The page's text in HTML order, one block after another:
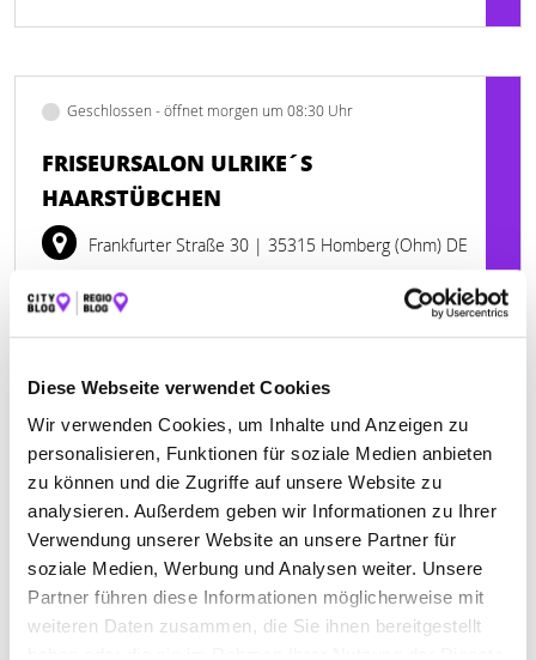
Diese Webseite verwendet Cookies
Wir verwenden Cookies, um Inhalte und Anzeigen zu
personalisieren, Funktionen für soziale Medien anbieten
zu können und die Zugriffe auf unsere Website zu
analysieren. Außerdem geben wir Informationen zu Ihrer
Verwendung unserer Website an unsere Partner für
soziale Medien, Werbung und Analysen weiter. Unsere
Partner führen diese Informationen möglicherweise mit
weiteren Daten zusammen, die Sie ihnen bereitgestellt
Geschlossen - öffnet morgen um 08:30 Uhr
FRISEURSALON ULRIKE´S
HAARSTÜBCHEN
Frankfurter Straße 30 | 35315 Homberg (Ohm) DE
+4966335199